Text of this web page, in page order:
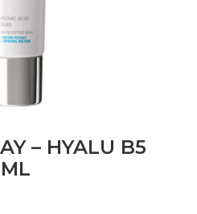
– HYALU B5